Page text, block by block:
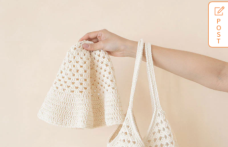
P
O
S
T